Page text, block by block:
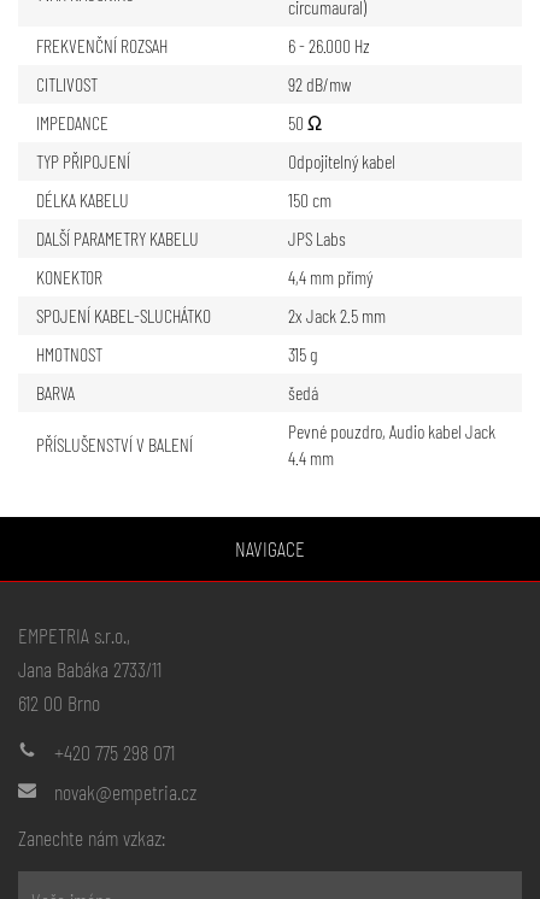
circumaural)
FREKVENČNÍ ROZSAH
6 - 26.000 Hz
CITLIVOST
92 dB/mw
IMPEDANCE
50 Ω
TYP PŘIPOJENÍ
Odpojitelný kabel
DÉLKA KABELU
150 cm
DALŠÍ PARAMETRY KABELU
JPS Labs
KONEKTOR
4,4 mm přímý
SPOJENÍ KABEL-SLUCHÁTKO
2x Jack 2.5 mm
HMOTNOST
315 g
BARVA
šedá
PŘÍSLUŠENSTVÍ V BALENÍ
Pevné pouzdro, Audio kabel Jack
4.4 mm
NAVIGACE
EMPETRIA s.r.o.,
Jana Babáka 2733/11
612 00 Brno
+420 775 298 071
novak@empetria.cz
Zanechte nám vzkaz: